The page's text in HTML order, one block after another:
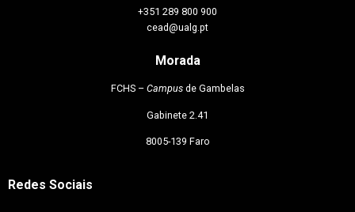
+351 289 800 900
cead@ualg.pt
Morada
FCHS – Campusde Gambelas
Gabinete 2.41
8005-139 Faro
Redes Sociais